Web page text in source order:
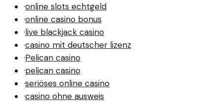
·online slots echtgeld
·online casino bonus
·live blackjack casino
·casino mit deutscher lizenz
·Pelican casino
·pelican casino
·seriöses online casino
·casino ohne ausweis